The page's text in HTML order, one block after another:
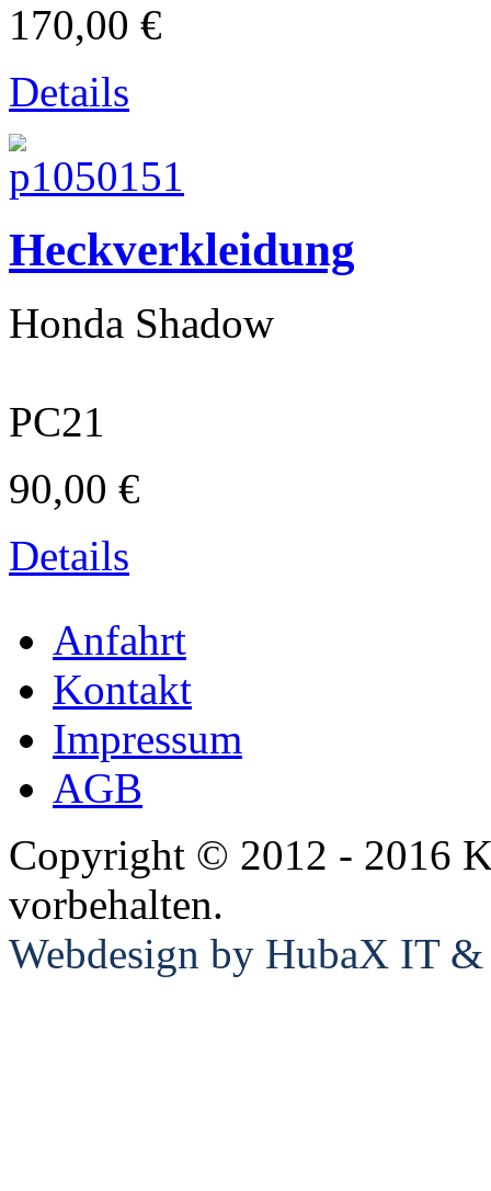
Motorrad-Reifen / Moped-Reifen / Roller-Reifen / PKW-Reifen
Textilveredelung
170,00 €
Details
Heckverkleidung
Honda Shadow
PC21
90,00 €
Details
Anfahrt
Kontakt
Impressum
AGB
Copyright © 2012 - 2016
vorbehalten.
Webdesign by HubaX IT